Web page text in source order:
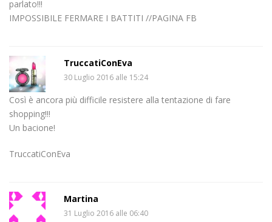
parlato!!!
IMPOSSIBILE FERMARE I BATTITI //PAGINA FB
TruccatiConEva
30 Luglio 2016 alle 15:24
Così è ancora più difficile resistere alla tentazione di fare
shopping!!!
Un bacione!
TruccatiConEva
Martina
31 Luglio 2016 alle 06:40